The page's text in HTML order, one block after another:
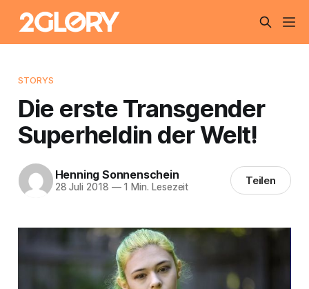
STORYS
Die erste Transgender
Superheldin der Welt!
Henning Sonnenschein
28 Juli 2018 —1 Min. Lesezeit Teilen